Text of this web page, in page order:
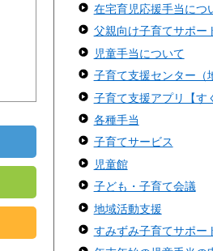
在宅育児応援手当につ
父親向け子育てサポー
児童手当について
子育て支援センター（
子育て支援アプリ【す
各種手当
子育てサービス
児童館
子ども・子育て会議
地域活動支援
すみずみ子育てサポー